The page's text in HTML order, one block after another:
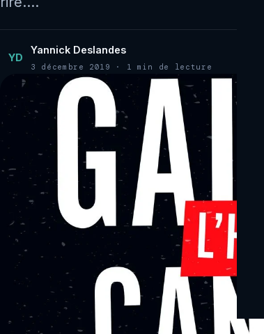
YD
Yannick Deslandes
3 décembre 2019 · 1 min de lecture